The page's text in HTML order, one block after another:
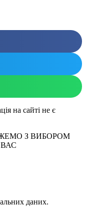
на сайті не є
З ВИБОРОМ
даних.